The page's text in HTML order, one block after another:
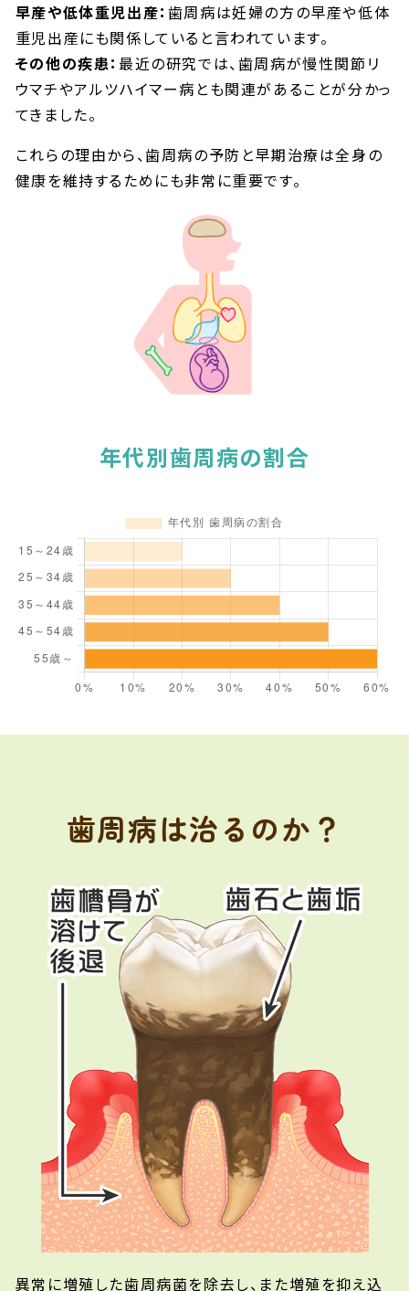
早産や低体重児出産： 歯周病は妊婦の方の早産や低体
重児出産にも関係していると言われています。
その他の疾患： 最近の研究では、歯周病が慢性関節リ
ウマチやアルツハイマー病とも関連があることが分かっ
てきました。
これらの理由から、歯周病の予防と早期治療は全身の
健康を維持するためにも非常に重要です。
年代別歯周病の割合
歯周病は治るのか？
異常に増殖した歯周病菌を除去し、また増殖を抑え込